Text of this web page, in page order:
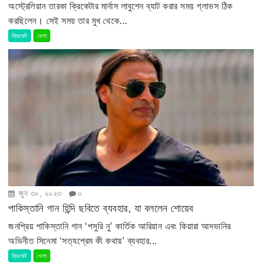
অস্ট্রেলিয়ান তারকা ক্রিকেটার মার্নাস লাবুশেন ব্যাট করার সময় গ্লাভস ঠিক
করছিলেন। সেই সময় তার মুখ থেকে...
ক্রিকেট খেলা
জুন ৩০, ২০২৩ ০
পাকিস্তানি গান হিন্দি ছবিতে ব্যবহার, যা বললেন শোয়েব
জনপ্রিয় পাকিস্তানি গান ‘পসুরি নু’ কার্তিক আরিয়ান এবং কিয়ারা আদভানির
অভিনীত সিনেমা ‘সত্যপ্রেম কী কথায়’ ব্যবহার...
ক্রিকেট খেলা